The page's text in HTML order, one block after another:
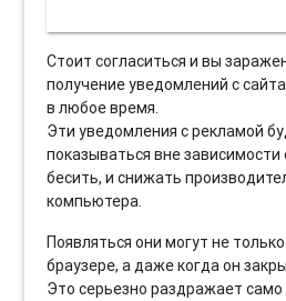
Стоит согласиться и вы
получение уведомлений с сайта
в любое время.
Эти уведомления с рекламой
показываться вне
бесить, и снижать
компьютера.
Появляться они могут не
браузере, а даже когда он
Это серьезно раздражает